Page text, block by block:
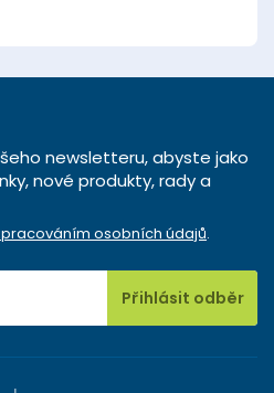
newsletteru, abyste jako
nové produkty, rady a
osobních údajů.
Přihlásit odběr